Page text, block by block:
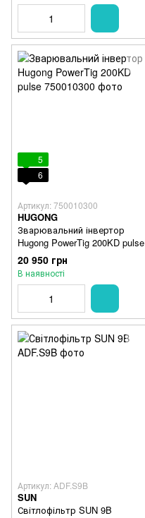
5
6
Артикул: 750010300
HUGONG
Зварювальний інвертор
Hugong PowerTig 200KD pulse
20 950 грн
В наявності
Артикул: ADF.S9B
SUN
Світлофільтр SUN 9B